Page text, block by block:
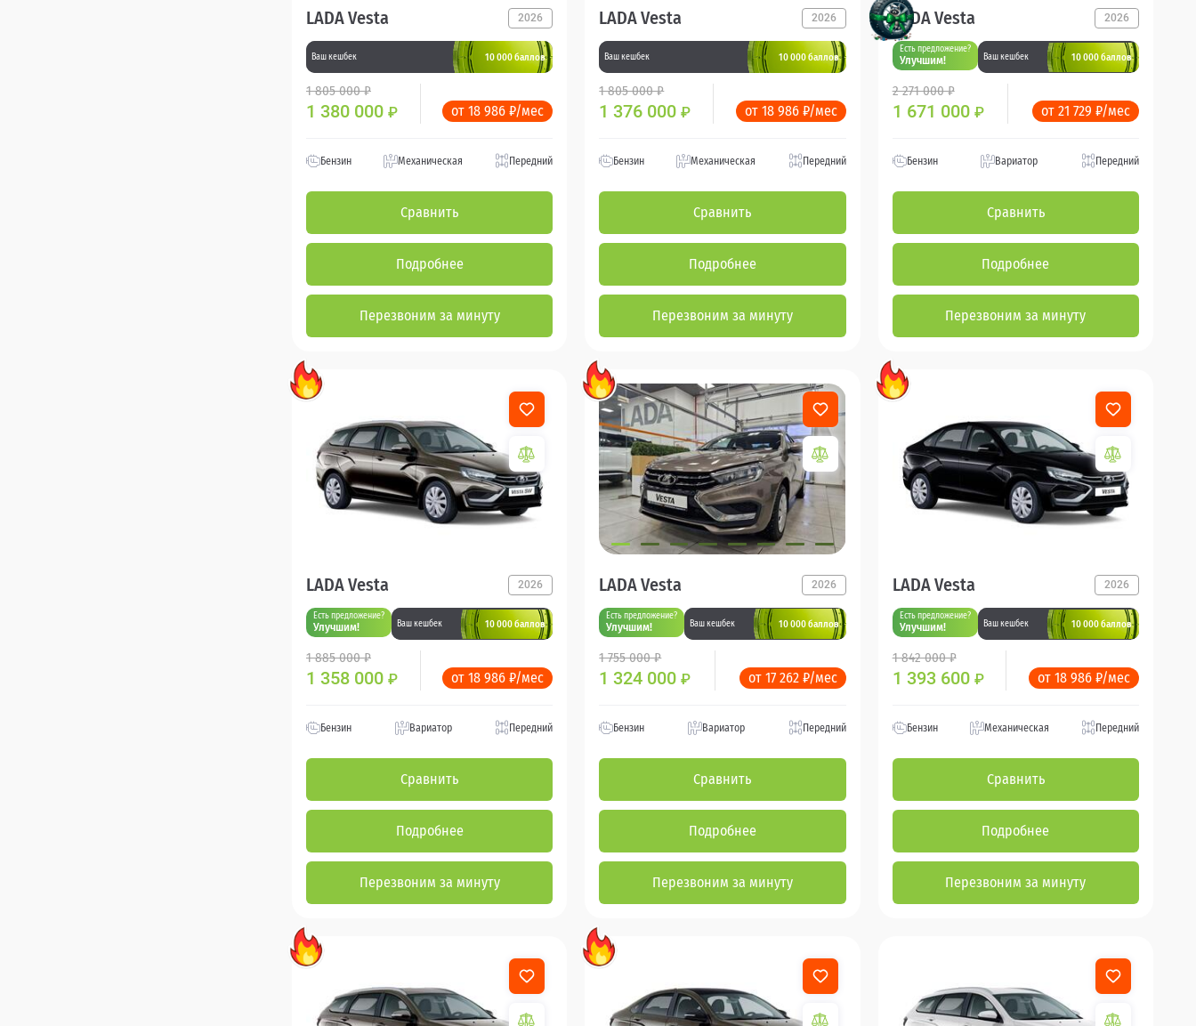
LADA Vesta 2026
Ваш кешбек 10 000 баллов
1 805 000 ₽
1 380 000 ₽ от 18 986 ₽/мес
Бензин Механическая Передний
Сравнить
Подробнее
Перезвоним за минуту
LADA Vesta 2026
Ваш кешбек 10 000 баллов
1 805 000 ₽
1 376 000₽ от 18 986 ₽/мес
Бензин Механическая Передний
Сравнить
Подробнее
Перезвоним за минуту
LADA Vesta 2026
Есть предложение?
Улучшим! Ваш кешбек 10 000 баллов
2 271 000 ₽
1 671 000 ₽ от 21 729 ₽/мес
Бензин Вариатор Передний
Сравнить
Подробнее
Перезвоним за минуту
LADA Vesta 2026
Есть предложение?
Улучшим! Ваш кешбек 10 000 баллов
1 885 000 ₽
1 358 000 ₽ от 18 986 ₽/мес
Бензин Вариатор Передний
Сравнить
Подробнее
Перезвоним за минуту
LADA Vesta 2026
Есть предложение?
Улучшим! Ваш кешбек 10 000 баллов
1 755 000 ₽
1 324 000₽ от 17 262 ₽/мес
Бензин Вариатор Передний
Сравнить
Подробнее
Перезвоним за минуту
LADA Vesta 2026
Есть предложение?
Улучшим! Ваш кешбек 10 000 баллов
1 842 000 ₽
1 393 600 ₽ от 18 986 ₽/мес
Бензин Механическая Передний
Сравнить
Подробнее
Перезвоним за минуту